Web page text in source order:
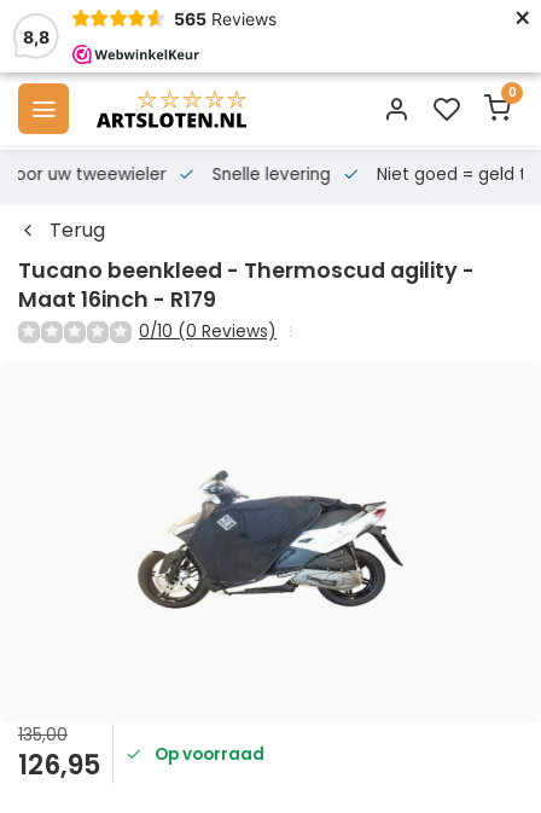
8,8
565 Reviews ×
0
voor uw tweewieler Snelle levering Niet goed = geld
Terug
Tucano beenkleed - Thermoscud agility -
Maat 16inch - R179
0/10 (0 Reviews)
135,00
126,95 Op voorraad